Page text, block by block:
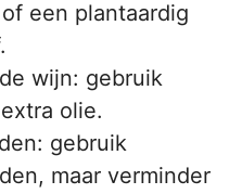
een plantaardig
wijn: gebruik
olie.
gebruik
maar verminder